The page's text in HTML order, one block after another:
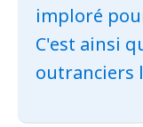
imploré
C'est ainsi
outranciers